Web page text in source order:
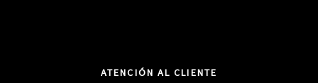
ATENCIÓN AL CLIENTE